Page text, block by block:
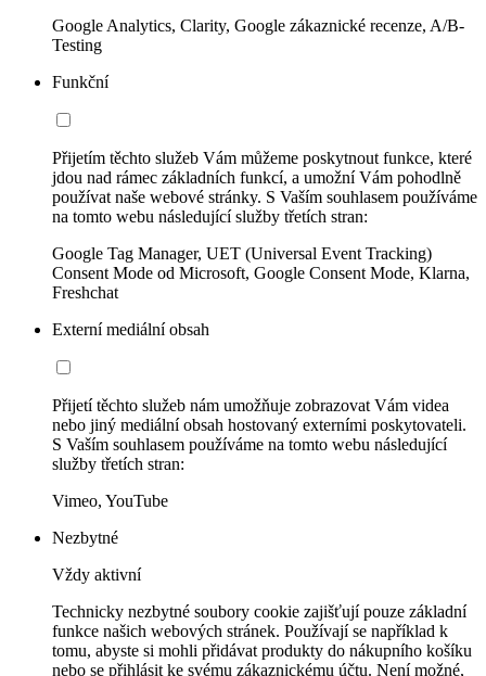
Google Analytics, Clarity, Google zákaznické recenze, A/B-
Testing
Funkční
Přijetím těchto služeb Vám můžeme poskytnout funkce, které
jdou nad rámec základních funkcí, a umožní Vám pohodlně
používat naše webové stránky. S Vaším souhlasem používáme
na tomto webu následující služby třetích stran:
Google Tag Manager, UET (Universal Event Tracking)
Consent Mode od Microsoft, Google Consent Mode, Klarna,
Freshchat
Externí mediální obsah
Přijetí těchto služeb nám umožňuje zobrazovat Vám videa
nebo jiný mediální obsah hostovaný externími poskytovateli.
S Vaším souhlasem používáme na tomto webu následující
služby třetích stran:
Vimeo, YouTube
Nezbytné
Vždy aktivní
Technicky nezbytné soubory cookie zajišťují pouze základní
funkce našich webových stránek. Používají se například k
tomu, abyste si mohli přidávat produkty do nákupního košíku
nebo se přihlásit ke svému zákaznickému účtu. Není možné,